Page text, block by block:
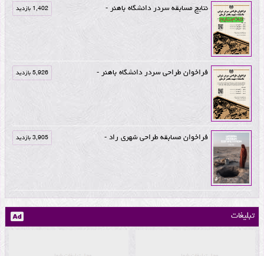
نتایج مسابقه سردر دانشگاه باهنر - 1,402 بازدید
فراخوان طراحی سردر دانشگاه باهنر - 5,926 بازدید
فراخوان مسابقه طراحی شهری راد - 3,905 بازدید
تبلیغات